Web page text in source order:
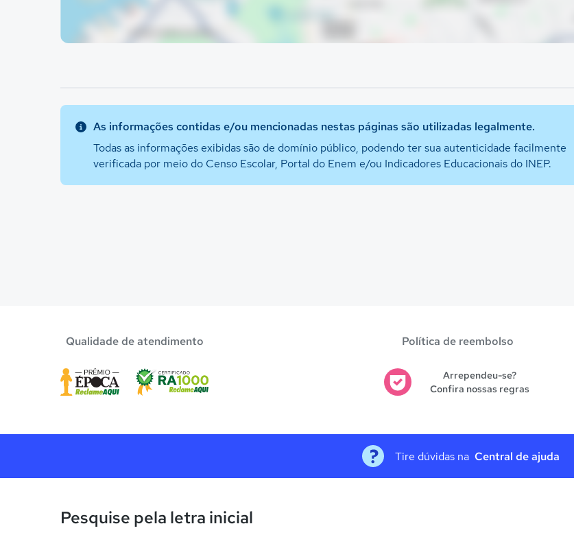
As informações contidas e/ou mencionadas nestas páginas são utilizadas legalmente.
Todas as informações exibidas são de domínio público, podendo ter sua autenticidade facilmente
verificada por meio do Censo Escolar, Portal do Enem e/ou Indicadores Educacionais do INEP.
Qualidade de atendimento Política de reembolso
Arrependeu-se?
Confira nossas regras
Tire dúvidas na Central de ajuda
Pesquise pela letra inicial